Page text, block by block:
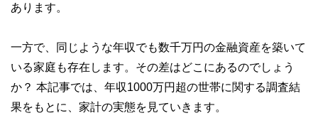
あります。
一方で、同じような年収でも数千万円の金融資産を築いて
いる家庭も存在します。その差はどこにあるのでしょう
か？ 本記事では、年収1000万円超の世帯に関する調査結
果をもとに、家計の実態を見ていきます。